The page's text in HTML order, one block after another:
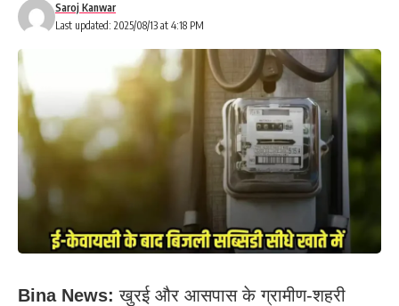
Last updated: 2025/08/13 at 4:18 PM
Saroj Kanwar
Bina News:खुरई और आसपास के ग्रामीण-शहरी